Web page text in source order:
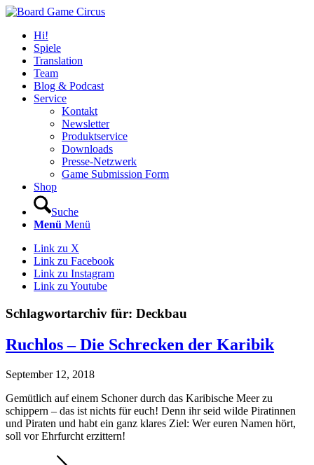
Hi!
Spiele
Translation
Team
Blog & Podcast
Service
Kontakt
Newsletter
Produktservice
Downloads
Presse-Netzwerk
Game Submission Form
Shop
Suche
Menü Menü
Link zu X
Link zu Facebook
Link zu Instagram
Link zu Youtube
Schlagwortarchiv für: Deckbau
Ruchlos – Die Schrecken der Karibik
September 12, 2018
Gemütlich auf einem Schoner durch das Karibische Meer zu
schippern – das ist nichts für euch! Denn ihr seid wilde Piratinnen
und Piraten und habt ein ganz klares Ziel: Wer euren Namen hört,
soll vor Ehrfurcht erzittern!